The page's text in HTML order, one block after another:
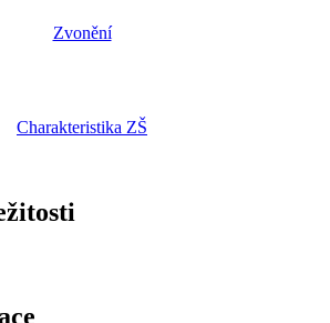
Zvonění
Charakteristika ZŠ